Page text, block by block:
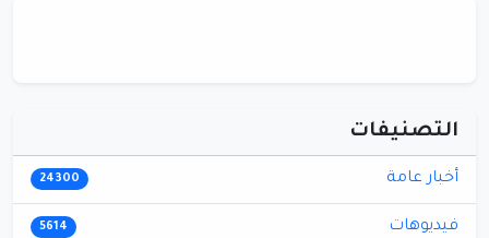
التصنيفات
أخبار عامة 24300
فيديوهات 5614